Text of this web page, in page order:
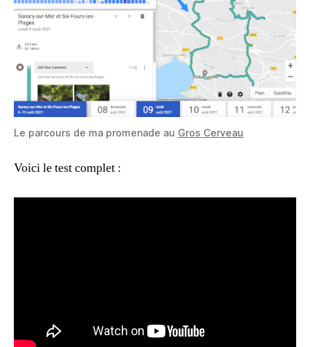
Le parcours de ma promenade au Gros Cerveau
Voici le test complet :